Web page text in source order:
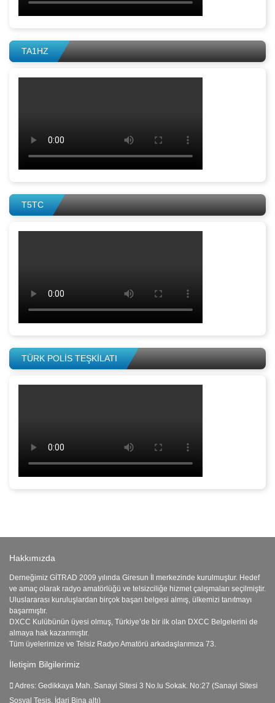
TA1HZ
T5TC
TÜRK POLİS TEŞKİLATI
Hakkımızda
Derneğimiz GİTRAD 2009 yılında Giresun İl merkezinde kurulmuştur. Hedef
ve amaç olarak radyo amatörlüğü ve telsizciliğe hizmet çalışmaları seçilmiştir.
Uluslararası kuruluşlardan birçok başarı belgesi almış, ülkemizi tanıtmayı
başarmıştır.
DXCC Kulübünün üyesi olmuş, Türkiye’de bir ilk olan DXCC Belgelerini de
almaya hak kazanmıştır.
Tüm üyelerimize ve Telsiz Radyo Amatörü arkadaşlarımıza 73.
İletişim Bilgilerimiz
Adres: Gedikkaya Mah. Sanayi Sitesi 3 No.lu Sokak. No:27 (Sanayi Sitesi
Sosyal Tesis, İdari Bina altı)